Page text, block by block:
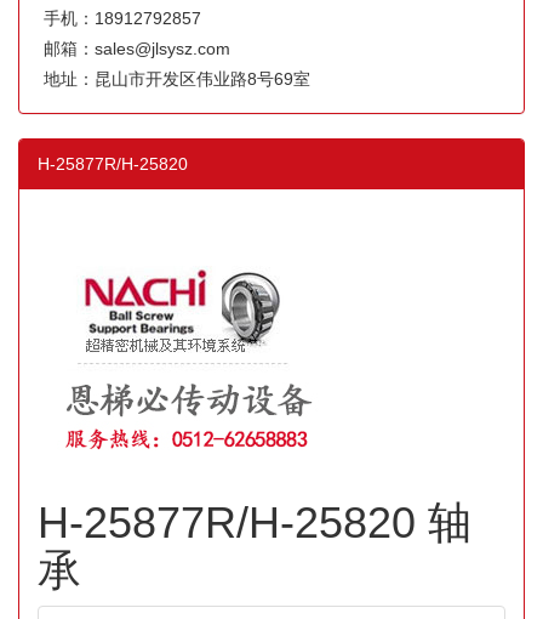
手机：18912792857
邮箱：sales@jlsysz.com
地址：昆山市开发区伟业路8号69室
H-25877R/H-25820
H-25877R/H-25820 轴
承